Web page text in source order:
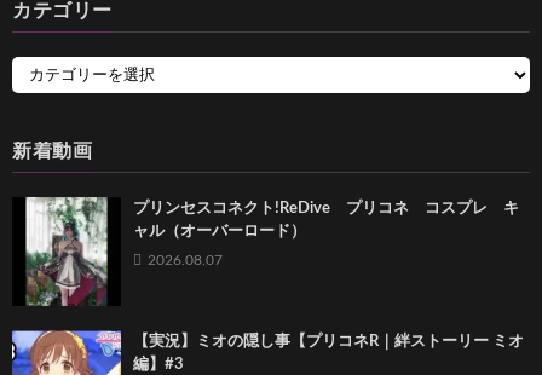
カテゴリー
新着動画
プリンセスコネクト!ReDive プリコネ コスプレ キ
ャル（オーバーロード）
2026.08.07
【実況】ミオの隠し事【プリコネR｜絆ストーリー ミオ
編】#3